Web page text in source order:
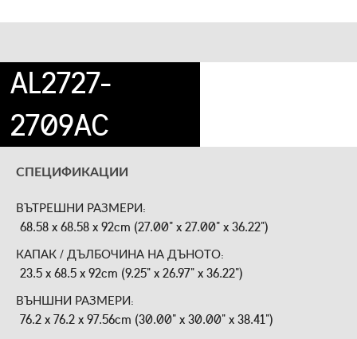
AL2727-
2709AC
СПЕЦИФИКАЦИИ
ВЪТРЕШНИ РАЗМЕРИ:
68.58 x 68.58 x 92cm (27.00" x 27.00" x 36.22")
КАПАК / ДЪЛБОЧИНА НА ДЪНОТО:
23.5 x 68.5 x 92cm (9.25" x 26.97" x 36.22")
ВЪНШНИ РАЗМЕРИ:
76.2 x 76.2 x 97.56cm (30.00" x 30.00" x 38.41")